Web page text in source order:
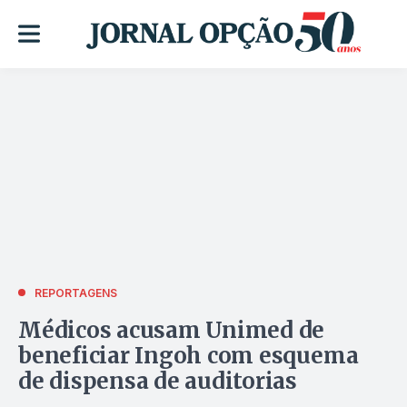
REPORTAGENS
Médicos acusam Unimed de
beneficiar Ingoh com esquema
de dispensa de auditorias